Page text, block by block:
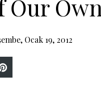
Our
Ocak 19, 2012